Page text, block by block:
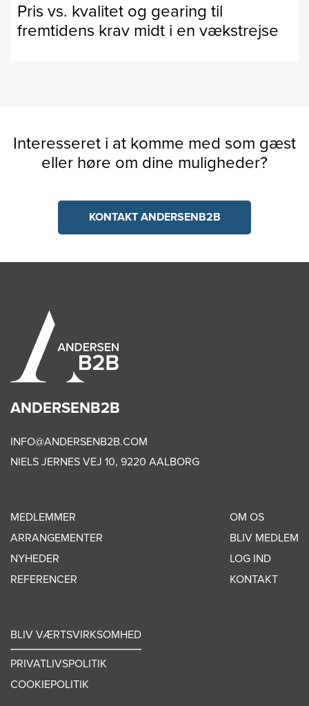
Pris vs. kvalitet og gearing til
fremtidens krav midt i en vækstrejse
Interesseret i at komme med som gæst
eller høre om dine muligheder?
KONTAKT ANDERSENB2B
ANDERSENB2B
INFO@ANDERSENB2B.COM
NIELS JERNES VEJ 10, 9220 AALBORG
MEDLEMMER
ARRANGEMENTER
NYHEDER
REFERENCER
OM OS
BLIV MEDLEM
LOG IND
KONTAKT
BLIV VÆRTSVIRKSOMHED
PRIVATLIVSPOLITIK
COOKIEPOLITIK